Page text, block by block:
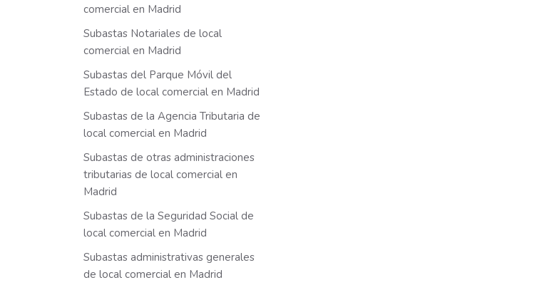
comercial en Madrid
Subastas Notariales de local
comercial en Madrid
Subastas del Parque Móvil del
Estado de local comercial en Madrid
Subastas de la Agencia Tributaria de
local comercial en Madrid
Subastas de otras administraciones
tributarias de local comercial en
Madrid
Subastas de la Seguridad Social de
local comercial en Madrid
Subastas administrativas generales
de local comercial en Madrid